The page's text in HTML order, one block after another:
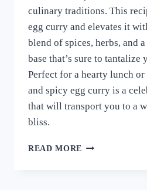
culinary traditions. This
egg curry and elevates it
blend of spices, herbs, and
base that’s sure to tantalize
Perfect for a hearty lunch
and spicy egg curry is a
that will transport you to a
bliss.
READ MORE നാവിൽ